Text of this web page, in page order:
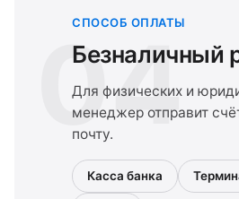
04
СПОСОБ ОПЛАТЫ
Безналичный
Для физических и
менеджер отправит
почту.
Касса банка